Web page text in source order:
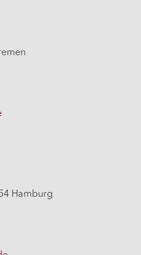
Hamburg